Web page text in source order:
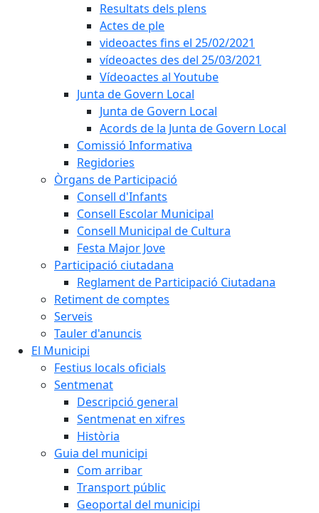
Resultats dels plens
Actes de ple
videoactes fins el 25/02/2021
vídeoactes des del 25/03/2021
Vídeoactes al Youtube
Junta de Govern Local
Junta de Govern Local
Acords de la Junta de Govern Local
Comissió Informativa
Regidories
Òrgans de Participació
Consell d'Infants
Consell Escolar Municipal
Consell Municipal de Cultura
Festa Major Jove
Participació ciutadana
Reglament de Participació Ciutadana
Retiment de comptes
Serveis
Tauler d'anuncis
El Municipi
Festius locals oficials
Sentmenat
Descripció general
Sentmenat en xifres
Història
Guia del municipi
Com arribar
Transport públic
Geoportal del municipi